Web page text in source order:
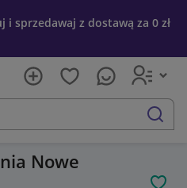
i sprzedawaj z dostawą za 0 zł
szukaj
Nowe